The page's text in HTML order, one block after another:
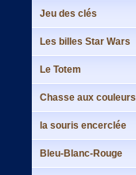
Jeu des clés
Les billes Star Wars
Le Totem
Chasse aux couleurs
la souris encerclée
Bleu-Blanc-Rouge